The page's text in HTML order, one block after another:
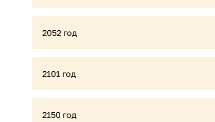
2052 год
2101 год
2150 год